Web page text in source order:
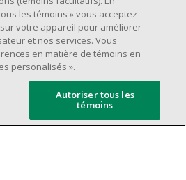
disponibilité (quarts de
la fin de semaine).
efficacement son
ses priorités.
en matière de
et de relations
et un bon esprit
les témoins » vous acceptez
votre appareil pour améliorer
et nos services. Vous
en matière de témoins en
personalisés ».
Autoriser tous les
témoins